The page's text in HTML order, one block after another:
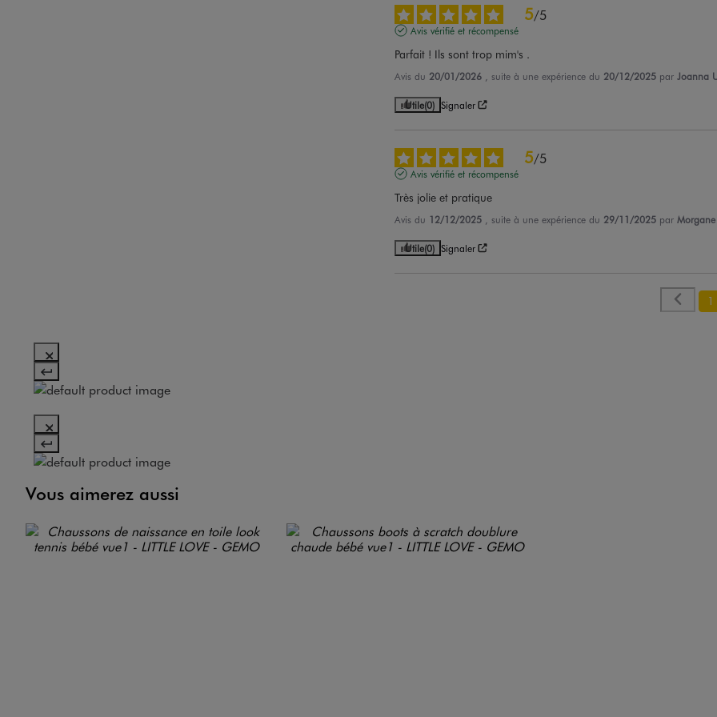
5/5
Avis vérifié et récompensé
Parfait ! Ils sont trop mim's .
Avis du 20/01/2026 , suite à une expérience du 20/12/2025 par Joanna
Utile(0) Signaler
5/5
Avis vérifié et récompensé
Très jolie et pratique
Avis du 12/12/2025 , suite à une expérience du 29/11/2025 par
Utile(0) Signaler
1
Vous aimerez aussi